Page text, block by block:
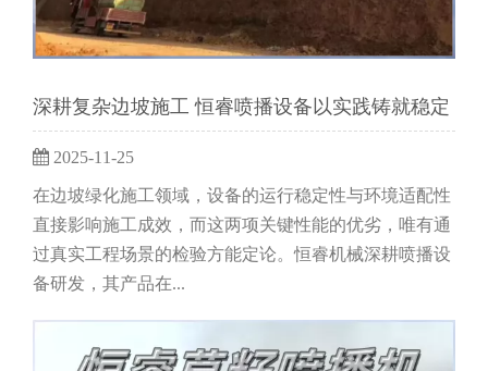
深耕复杂边坡施工 恒睿喷播设备以实践铸就稳定
2025-11-25
在边坡绿化施工领域，设备的运行稳定性与环境适配性
直接影响施工成效，而这两项关键性能的优劣，唯有通
过真实工程场景的检验方能定论。恒睿机械深耕喷播设
备研发，其产品在...